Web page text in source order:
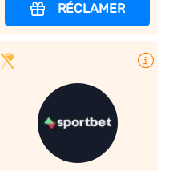
RÉCLAMER
Plus d'infos